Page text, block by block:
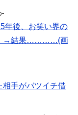
-
年後、お笑い界の
」→結果…………(画
相手がバツイチ借